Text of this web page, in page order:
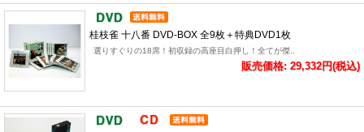
桂枝雀 十八番 DVD-BOX 全9枚＋特典DVD1枚
選りすぐりの18席！初収録の高座目白押し！全てが傑..
販売価格: 29,332円(税込)